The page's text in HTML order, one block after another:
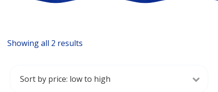
Showing all 2 results
low